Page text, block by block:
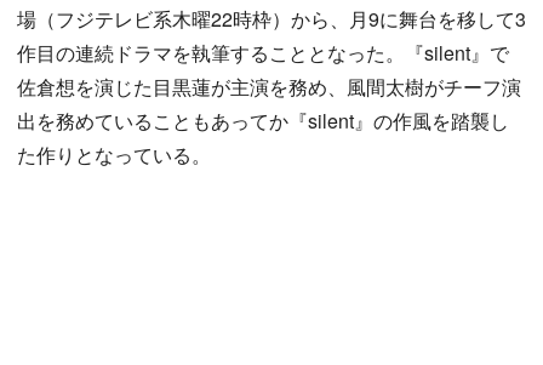
場（フジテレビ系木曜22時枠）から、月9に舞台を移して3
作目の連続ドラマを執筆することとなった。『silent』で
佐倉想を演じた目黒蓮が主演を務め、風間太樹がチーフ演
出を務めていることもあってか『silent』の作風を踏襲し
た作りとなっている。